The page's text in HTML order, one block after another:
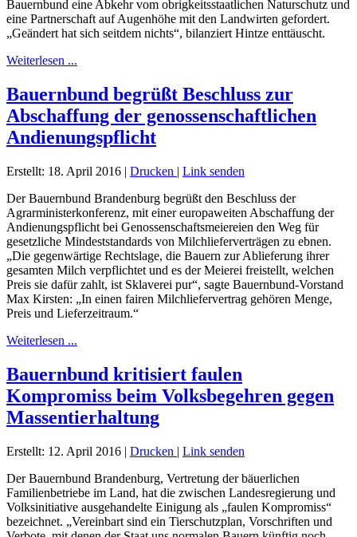
Bauernbund eine Abkehr vom obrigkeitsstaatlichen Naturschutz und
eine Partnerschaft auf Augenhöhe mit den Landwirten gefordert.
„Geändert hat sich seitdem nichts“, bilanziert Hintze enttäuscht.
Weiterlesen ...
Bauernbund begrüßt Beschluss zur
Abschaffung der genossenschaftlichen
Andienungspflicht
Erstellt: 18. April 2016 | Drucken | Link senden
Der Bauernbund Brandenburg begrüßt den Beschluss der
Agrarministerkonferenz, mit einer europaweiten Abschaffung der
Andienungspflicht bei Genossenschaftsmeiereien den Weg für
gesetzliche Mindeststandards von Milchlieferverträgen zu ebnen.
„Die gegenwärtige Rechtslage, die Bauern zur Ablieferung ihrer
gesamten Milch verpflichtet und es der Meierei freistellt, welchen
Preis sie dafür zahlt, ist Sklaverei pur“, sagte Bauernbund-Vorstand
Max Kirsten: „In einen fairen Milchliefervertrag gehören Menge,
Preis und Lieferzeitraum.“
Weiterlesen ...
Bauernbund kritisiert faulen
Kompromiss beim Volksbegehren gegen
Massentierhaltung
Erstellt: 12. April 2016 | Drucken | Link senden
Der Bauernbund Brandenburg, Vertretung der bäuerlichen
Familienbetriebe im Land, hat die zwischen Landesregierung und
Volksinitiative ausgehandelte Einigung als „faulen Kompromiss“
bezeichnet. „Vereinbart sind ein Tierschutzplan, Vorschriften und